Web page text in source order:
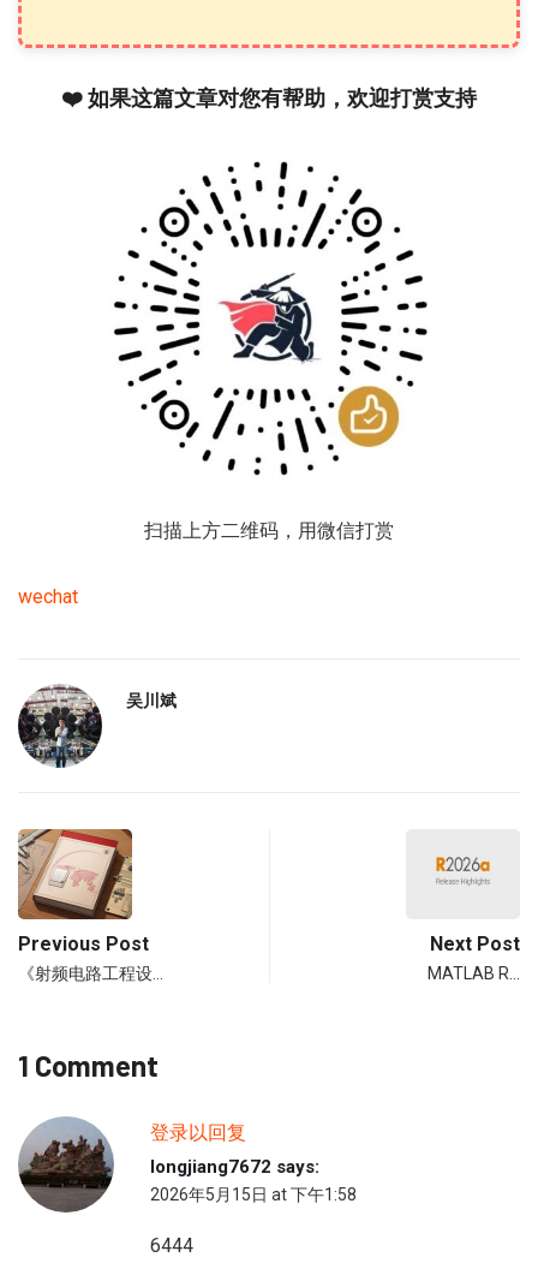
❤️ 如果这篇文章对您有帮助，欢迎打赏支持
扫描上方二维码，用微信打赏
wechat
吴川斌
Previous Post
《射频电路工程设…
Next Post
MATLAB R…
1 Comment
登录以回复
longjiang7672 says:
2026年5月15日 at 下午1:58
6444